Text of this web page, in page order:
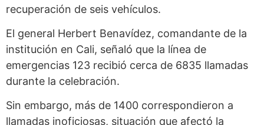
recuperación de seis vehículos.
El general Herbert Benavídez, comandante de la
institución en Cali, señaló que la línea de
emergencias 123 recibió cerca de 6835 llamadas
durante la celebración.
Sin embargo, más de 1400 correspondieron a
llamadas inoficiosas, situación que afectó la